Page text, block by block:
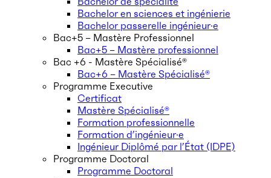
Bachelor en sciences et ingénierie
Bachelor passerelle ingénieur·e
Bac+5 – Mastère Professionnel
Bac+5 – Mastère professionnel
Bac +6 - Mastère Spécialisé®
Bac+6 – Mastère Spécialisé®
Programme Executive
Certificat
Mastère Spécialisé®
Formation professionnelle
Formation d’ingénieur·e
Ingénieur Diplômé par l’État (IDPE)
Programme Doctoral
Programme Doctoral